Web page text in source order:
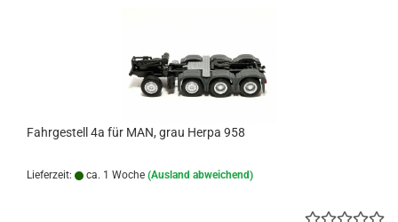
Fahrgestell 4a für MAN, grau Herpa 958
Lieferzeit: ca. 1 Woche (Ausland abweichend)